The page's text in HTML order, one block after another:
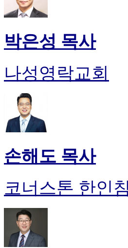
박은성 목사
나성영락교회
손해도 목사
코너스톤 한인